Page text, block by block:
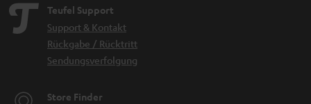
Teufel Support
Support & Kontakt
Rückgabe / Rücktritt
Sendungsverfolgung
Store Finder